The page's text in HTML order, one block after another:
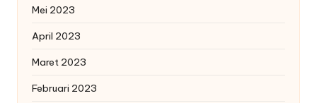
Mei 2023
April 2023
Maret 2023
Februari 2023